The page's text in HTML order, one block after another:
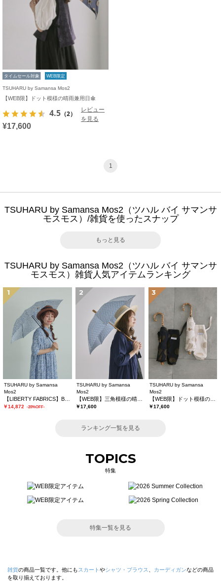
タイムセール対象 WEB限定
TSUHARU by Samansa Mos2
【WEB限】ドット模様の晴雨兼用日傘
4.5 （2）
レビュー
を見る
¥17,600
1
TSUHARU by Samansa Mos2（ツハル バイ サマンサ
モスモス）/雑貨を使ったスナップ
もっと見る
TSUHARU by Samansa Mos2（ツハル バイ サマンサ
モスモス）雑貨人気アイテムランキング
1
TSUHARU by Samansa
Mos2
￥14,872 -20%OFF-
2
TSUHARU by Samansa
Mos2
￥17,600
3
TSUHARU by Samansa
Mos2
【WEB限】ドット模様の晴雨兼用日傘
￥17,600
ランキング一覧を見る
TOPICS
特集
特集一覧を見る
雑貨の商品一覧です。他にも スカート やシャツ・ブラウス カーディガンなどの商品
を取り揃えております。